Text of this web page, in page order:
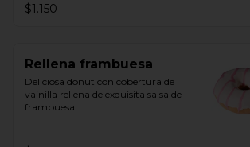
$1.150
Rellena frambuesa
Deliciosa donut con cobertura de
vainilla rellena de exquisita salsa de
frambuesa.